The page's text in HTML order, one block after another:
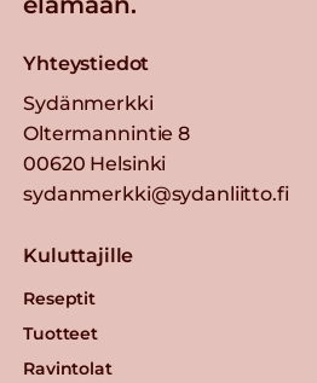
Yhteystiedot
Sydänmerkki
Oltermannintie 8
00620 Helsinki
sydanmerkki@sydanliitto.fi
Kuluttajille
Reseptit
Tuotteet
Ravintolat